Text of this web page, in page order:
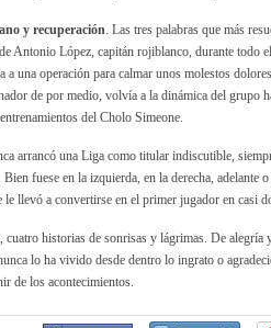
y recuperación. Las tres palabras que más
Antonio López, capitán rojiblanco, durante todo
a una operación para calmar unos molestos
de por medio, volvía a la dinámica del grupo
del Cholo Simeone.
arrancó una Liga como titular indiscutible,
fuese en la izquierda, en la derecha, adelante
le llevó a convertirse en el primer jugador en casi
cuatro historias de sonrisas y lágrimas. De alegría
lo ha vivido desde dentro lo ingrato o
de los acontecimientos.